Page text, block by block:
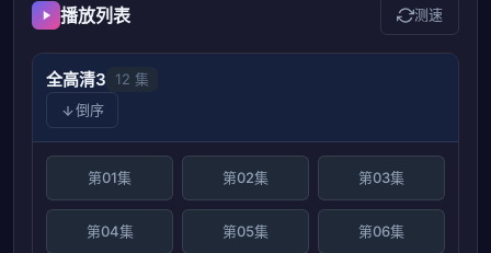
播放列表 测速
全高清3
12 集
倒序
第01集 第02集 第03集
第04集 第05集 第06集